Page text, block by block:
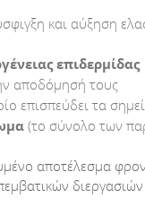
και αύξηση
επιδερμίδας
αποδόμησή τους
επισπεύδει τα
(το σύνολο των
αποτέλεσμα